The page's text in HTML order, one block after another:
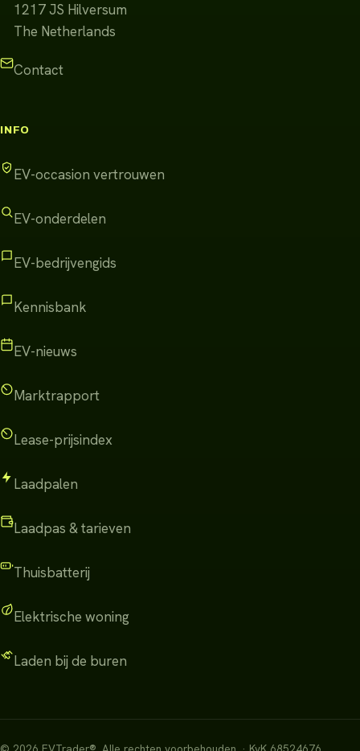
1217 JS Hilversum
The Netherlands
Contact
INFO
EV-occasion vertrouwen
EV-onderdelen
EV-bedrijvengids
Kennisbank
EV-nieuws
Marktrapport
Lease-prijsindex
Laadpalen
Laadpas & tarieven
Thuisbatterij
Elektrische woning
Laden bij de buren